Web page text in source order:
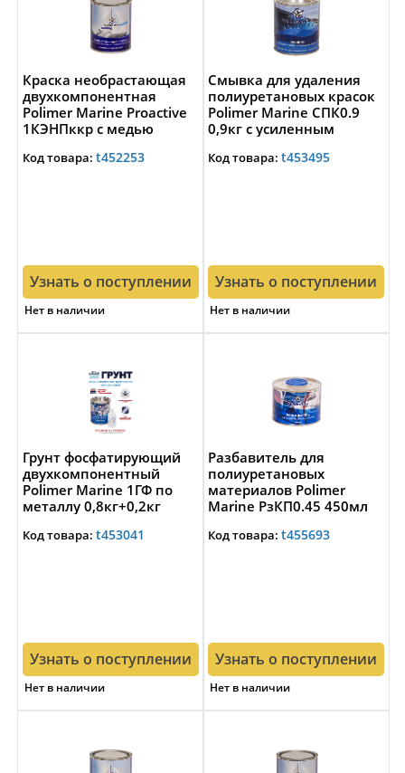
Краска необрастающая
двухкомпонентная
Polimer Marine Proactive
1КЭНПккр с медью
коричневая до 30 узлов
Код товара: t452253
Узнать о поступлении
Нет в наличии
Смывка для удаления
полиуретановых красок
Polimer Marine СПК0.9
0,9кг с усиленным
Код товара: t453495
Узнать о поступлении
Нет в наличии
Грунт фосфатирующий
двухкомпонентный
Polimer Marine 1ГФ по
металлу 0,8кг+0,2кг
Код товара: t453041
Узнать о поступлении
Нет в наличии
Разбавитель для
полиуретановых
материалов Polimer
Marine РзКП0.45 450мл
Код товара: t455693
Узнать о поступлении
Нет в наличии